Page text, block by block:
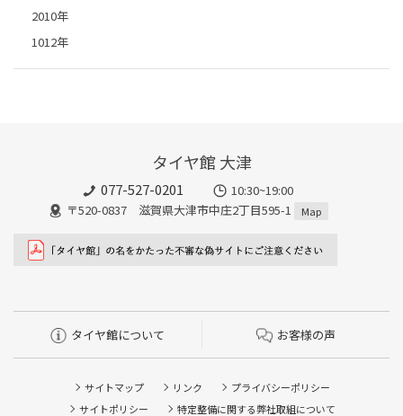
2010年
1012年
タイヤ館 大津
077-527-0201
10:30~19:00
〒520-0837 滋賀県大津市中庄2丁目595-1
Map
タイヤ館について お客様の声
サイトマップ リンク
プライバシーポリシー
サイトポリシー
特定整備に関する弊社取組について